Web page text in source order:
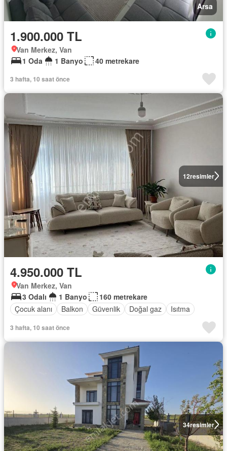
Arsa
1.900.000 TL
Van Merkez, Van
1 Oda
1 Banyo 40 metrekare
3 hafta, 10 saat önce
12resimler
4.950.000 TL
Van Merkez, Van
3 Odalı
1 Banyo
160 metrekare
Çocuk alanı
Balkon Güvenlik Doğal gaz Isıtma
3 hafta, 10 saat önce
34resimler